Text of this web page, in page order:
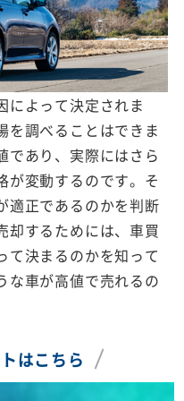
によって決定されま
を調べることはできま
であり、実際にはさら
が変動するのです。そ
適正であるのかを判断
却するためには、車買
て決まるのかを知って
な車が高値で売れるの
はこちら